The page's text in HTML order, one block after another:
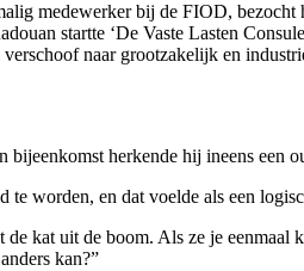
medewerker bij de FIOD, bezocht
startte ‘De Vaste Lasten
naar grootzakelijk en
herkende hij ineens een
worden, en dat voelde als een
kat uit de boom. Als ze je
kan?”